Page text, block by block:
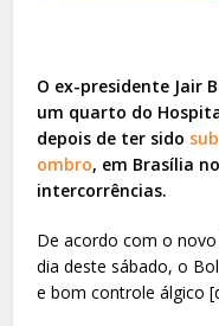
O ex-presidente Jair
um quarto do
depois de ter sido
ombro, em Brasília
intercorrências.
De acordo com o
dia deste sábado, o
e bom controle álgico